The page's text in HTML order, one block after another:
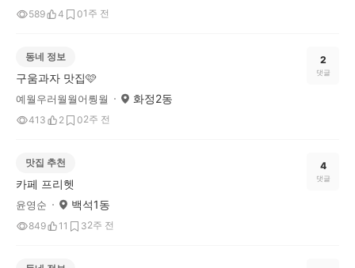
589 4 01주 전
동네 정보
구움과자 맛집🩷
예월우러월월어뤙월 화정2동
413 2 02주 전
2
댓글
맛집 추천
카페 프리헷
윤영순 백석1동
849 11 32주 전
4
댓글